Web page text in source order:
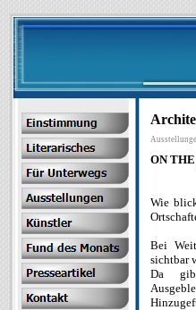
ON
Wie
Bei
sichtbar
Da